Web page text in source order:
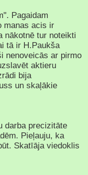
Pagaidam
manas acis ir
nākotnē tur noteikti
tā ir H.Paukša
nenoveicās ar pirmo
aktieru
bija
un skaļākie
darba precizitāte
Pieļauju, ka
Skatīāja viedoklis